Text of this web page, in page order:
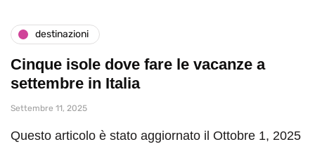
destinazioni
Cinque isole dove fare le vacanze a
settembre in Italia
Settembre 11, 2025
Questo articolo è stato aggiornato il Ottobre 1, 2025